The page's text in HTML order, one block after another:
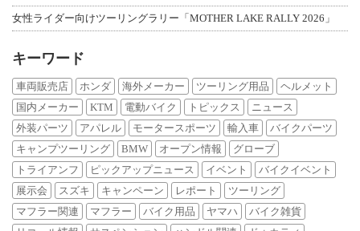
女性ライダー向けツーリングラリー「MOTHER LAKE RALLY 2026」
キーワード
車両販売店 ホンダ 海外メーカー ツーリング用品
ヘルメット
国内メーカー
KTM 電動バイク トピックス
ニュース
外装パーツ
アパレル モータースポーツ 輸入車
バイクパーツ
キャンプツーリング
BMW オープン情報
グローブ
トライアンフ
ピックアップニュース イベント
バイクイベント
展示会
スズキ キャンペーン レポート
ツーリング
マフラー関連
マフラー バイク用品 ヤマハ
バイク雑貨